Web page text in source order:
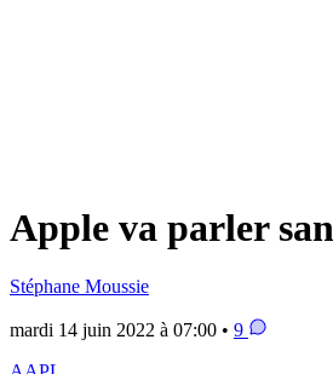
Apple va parler
Stéphane Moussie
mardi 14 juin 2022 à 07:00 • 9